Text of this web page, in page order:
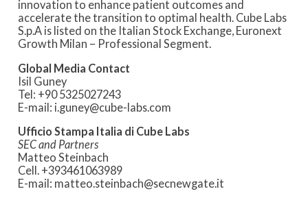
innovation to enhance patient outcomes and
accelerate the transition to optimal health. Cube Labs
S.p.A is listed on the Italian Stock Exchange, Euronext
Growth Milan – Professional Segment.
Global Media Contact
Isil Guney
Tel: +90 5325027243
E-mail: i.guney@cube-labs.com
Ufficio Stampa Italia di Cube Labs
SEC and Partners
Matteo Steinbach
Cell. +393461063989
E-mail: matteo.steinbach@secnewgate.it